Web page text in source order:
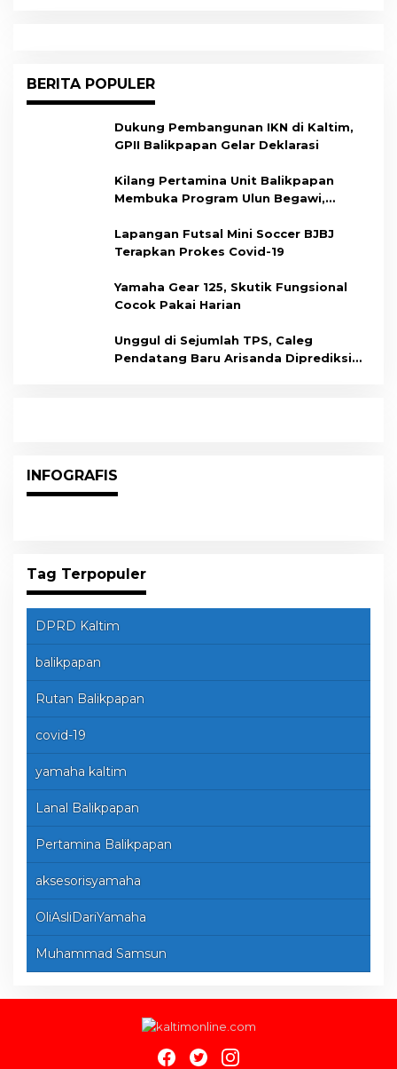
BERITA POPULER
Dukung Pembangunan IKN di Kaltim,
GPII Balikpapan Gelar Deklarasi
Kilang Pertamina Unit Balikpapan
Membuka Program Ulun Begawi,
Lapangan Futsal Mini Soccer BJBJ
Terapkan Prokes Covid-19
Yamaha Gear 125, Skutik Fungsional
Cocok Pakai Harian
Unggul di Sejumlah TPS, Caleg
Pendatang Baru Arisanda Diprediksi
INFOGRAFIS
Tag Terpopuler
DPRD Kaltim
balikpapan
Rutan Balikpapan
covid-19
yamaha kaltim
Lanal Balikpapan
Pertamina Balikpapan
aksesorisyamaha
OliAsliDariYamaha
Muhammad Samsun